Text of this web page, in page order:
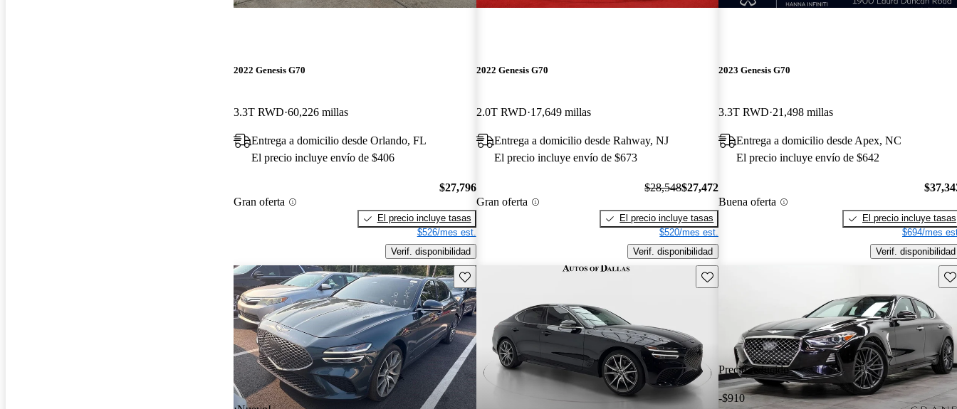
2022 Genesis G70
3.3T RWD 60,226 millas
Entrega a domicilio desde Orlando, FL
El precio incluye envío de $406
Gran oferta
$27,796
El precio incluye tasas
$526/mes est.
Verif. disponibilidad
2022 Genesis G70
2.0T RWD 17,649 millas
Entrega a domicilio desde Rahway, NJ
El precio incluye envío de $673
Gran oferta
$28,548$27,472
El precio incluye tasas
$520/mes est.
Verif. disponibilidad
2023 Genesis G70
3.3T RWD 21,498 millas
Entrega a domicilio desde Apex, NC
El precio incluye envío de $642
Buena oferta
El precio incluye tasas
$694/mes
Verif. disponibilidad
Guarda este Aviso Guarda este Aviso
Precio reducido
-$910